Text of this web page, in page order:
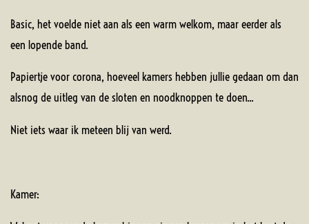
Basic, het voelde niet aan als een warm welkom, maar eerder als
een lopende band.
Papiertje voor corona, hoeveel kamers hebben jullie gedaan om dan
alsnog de uitleg van de sloten en noodknoppen te doen...
Niet iets waar ik meteen blij van werd.
Kamer: